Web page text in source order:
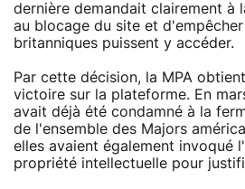
dernière demandait clairement à
au blocage du site et
britanniques puissent y accéder.
Par cette décision, la MPA
victoire sur la plateforme. En
avait déjà été condamné à la
de l'ensemble des Majors
elles avaient également invoqué
propriété intellectuelle pour